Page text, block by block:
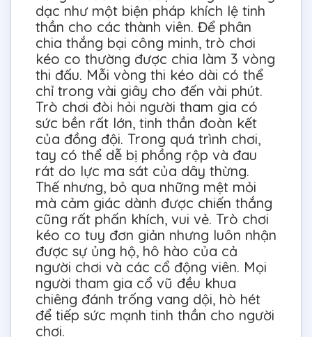
dạc như một biện pháp khích lệ tinh
thần cho các thành viên. Để phân
chia thắng bại công minh, trò chơi
kéo co thường được chia làm 3 vòng
thi đấu. Mỗi vòng thi kéo dài có thể
chỉ trong vài giây cho đến vài phút.
Trò chơi đòi hỏi người tham gia có
sức bền rất lớn, tinh thần đoàn kết
của đồng đội. Trong quá trình chơi,
tay có thể dễ bị phồng rộp và đau
rát do lực ma sát của dây thừng.
Thế nhưng, bỏ qua những mệt mỏi
mà cảm giác dành được chiến thắng
cũng rất phấn khích, vui vẻ. Trò chơi
kéo co tuy đơn giản nhưng luôn nhận
được sự ủng hộ, hô hào của cả
người chơi và các cổ động viên. Mọi
người tham gia cổ vũ đều khua
chiêng đánh trống vang dội, hò hét
để tiếp sức mạnh tinh thần cho người
chơi.